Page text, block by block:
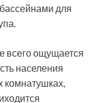
для
всего ощущается
населения
комнатушках,